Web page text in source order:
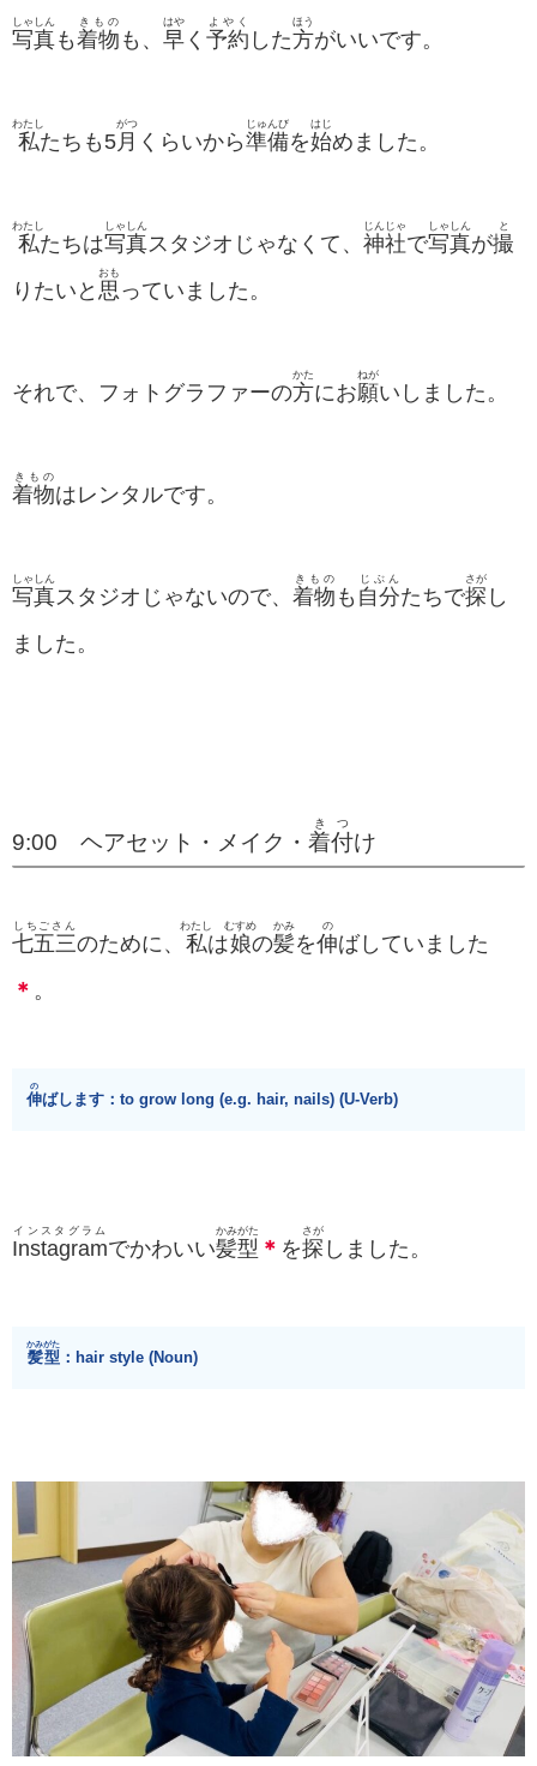
写真
しゃしん
も着物
きもの
も、 早
はや
く 予約
よやく
した方
ほう
がいいです。
私
わたし
たちも5月
がつ
くらいから準備
じゅんび
を始
はじ
めました。
私
わたし
たちは写真
しゃしん
スタジオじゃなくて、 神社
じんじゃ
で写真
しゃしん
が撮
と
りたいと 思
おも
っていました。
それで、フォトグラファーの方
かた
にお願
ねが
いしました。
着物
きもの
はレンタルです。
写真
しゃしん
スタジオじゃないので、 着物
きもの
も 自分
じぶん
たちで探
さが
し
ました。
9:00 ヘアセット・メイク・ 着付
きつ
け
七五三
しちごさん
のために、 私
わたし
は娘
むすめ
の髪
かみ
を伸
の
ばしていました
＊ 。
伸
の
ばします：to grow long (e.g. hair, nails)​ (U-Verb)
Instagram
インスタグラム
でかわいい髪型
かみがた
＊ を探
さが
しました。
髪型
かみがた
：hair style (Noun)